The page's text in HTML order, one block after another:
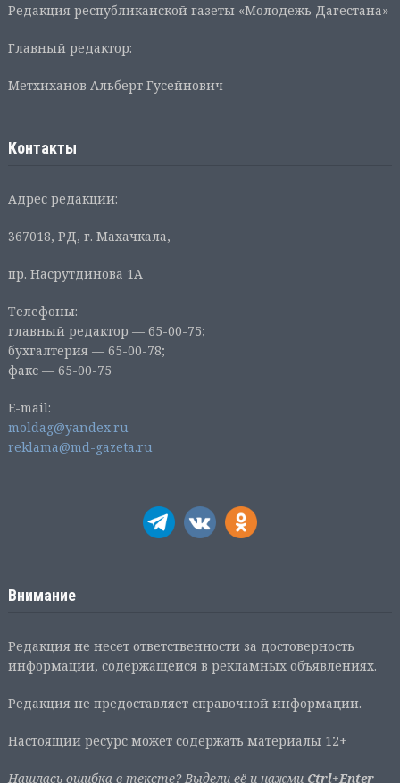
Редакция республиканской газеты «Молодежь Дагестана»
Главный редактор:
Метхиханов Альберт Гусейнович
Контакты
Адрес редакции:
367018, РД, г. Махачкала,
пр. Насрутдинова 1А
Телефоны:
главный редактор — 65-00-75;
бухгалтерия — 65-00-78;
факс — 65-00-75
E-mail:
moldag@yandex.ru
reklama@md-gazeta.ru
Внимание
Редакция не несет ответственности за достоверность
информации, содержащейся в рекламных объявлениях.
Редакция не предоставляет справочной информации.
Настоящий ресурс может содержать материалы 12+
Нашлась ошибка в тексте? Выдели её и нажми Ctrl+Enter